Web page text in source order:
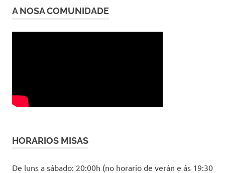
A NOSA COMUNIDADE
HORARIOS MISAS
De luns a sábado: 20:00h (no horario de verán e ás 19:30